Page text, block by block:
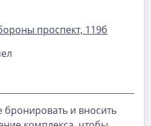
проспект, 119б
и вносить